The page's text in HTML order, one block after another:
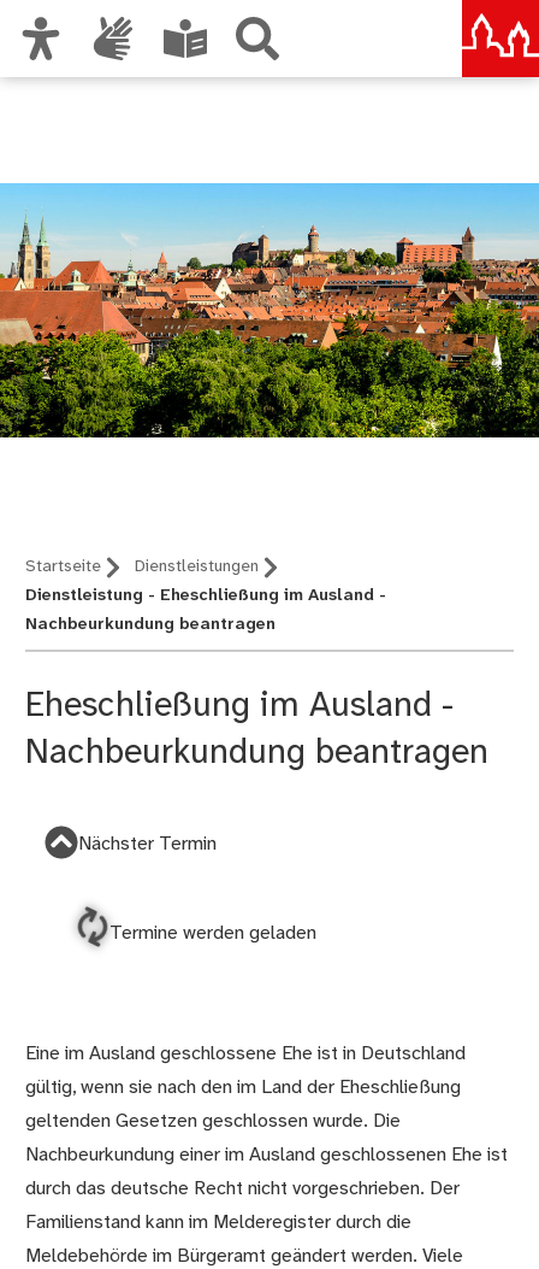
Startseite
Dienstleistungen
Dienstleistung - Eheschließung im Ausland -
Nachbeurkundung beantragen
Eheschließung im Ausland -
Nachbeurkundung beantragen
Beschreibung
Eine im Ausland geschlossene Ehe ist in Deutschland
gültig, wenn sie nach den im Land der Eheschließung
geltenden Gesetzen geschlossen wurde. Die
Nachbeurkundung einer im Ausland geschlossenen Ehe ist
durch das deutsche Recht nicht vorgeschrieben. Der
Familienstand kann im Melderegister durch die
Meldebehörde im Bürgeramt geändert werden. Viele
Nächster Termin
Termine werden geladen